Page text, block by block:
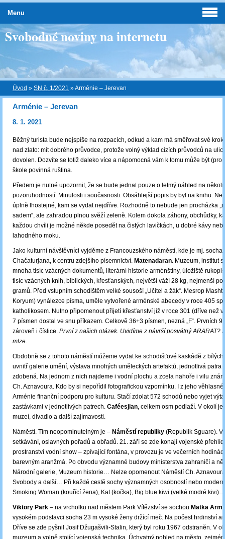
Svobodné noviny na internetu
Úvod » SN č. 1/2021 »Arménie – Jerevan
Arménie – Jerevan
8. 1. 2021
Běžný turista bude nejspíše na rozpacích, odkud a kam má směřovat své
nad zlato: mít dobrého průvodce, protože volný výklad cizích průvodců na
dovolen. Dozvíte se totiž daleko více a nápomocná vám k tomu může být (pro
škole povinná ruština.
Předem je nutné upozornit, že se bude jednat pouze o letmý náhled na
pozoruhodností. Minulosti i současnosti. Obsáhlejší popis by byl na knihu.
úplně lhostejné, kam se vydat nejdříve. Rozhodně to nebude jen procházka
sadem“, ale zahradou plnou svěží zeleně. Kolem dokola záhony, obchůdky,
každou chvíli je možné někde posedět na čistých lavičkách, u dobré kávy
lahodného moku.
Jako kulturní návštěvníci vyjděme z Francouzského náměstí, kde je mj. socha
Chačaturjana, k centru zdejšího písemnictví. Matenadaran. Muzeum, institut
mnoha tisíc vzácných dokumentů, literární historie arménštiny, úložiště
tisíc vzácných knih, biblických, křesťanských, největší váží 28 kg, nejmenší
gramů. Před vstupním schodištěm velké sousoší „Učitel a žák“. Mesrop
Koryum) vynálezce písma, uměle vytvořené arménské abecedy v roce 405
katholikosem. Nutno připomenout přijetí křesťanství již v roce 301 (dříve než
7 písmen dostal ve snu příkazem. Celkově 36+3 písmen, nezná „F“. Prvních 9
zároveň i číslice. První z našich otázek. Uvidíme z návrší posvátný ARARAT?
mlze.
Obdobně se z tohoto náměstí můžeme vydat ke schodišťové kaskádě z
uvnitř galerie umění, výstava mnohých uměleckých artefaktů, jednotlivá patra
zdobená. Na jednom z nich najdeme i vodní plochu a zcela nahoře i vilu
Ch. Aznavoura. Kdo by si nepořídil fotografickou vzpomínku. I z jeho věhlasné
Arménie finanční podporu pro kulturu. Stačí zdolat 572 schodů nebo vyjet
zastávkami v jednotlivých patrech. Caféesjian, celkem osm podlaží. V okolí
muzeí, divadlo a další zajímavosti.
Náměstí. Tím neopominutelným je – Náměstí republiky (Republik Sguare).
setkávání, oslavných pořadů a obřadů. 21. září se zde konají vojenské
prostranství vodní show ‒ zpívající fontána, v provozu je ve večerních
barevným aranžmá. Po obvodu významné budovy ministerstva zahraničí a
Národní galerie, Muzeum historie… Nelze opomenout Náměstí Ch.
Svobody a další… Při každé cestě sochy významných osobností nebo
Smoking Woman (kouřící žena), Kat (kočka), Big blue kiwi (velké modré kivi)…
Viktory Park – na vrcholku nad městem Park Vítězství se sochou Matka
vysokém podstavci socha 23 m vysoké ženy držící meč. Na počest hrdinství
Dříve se zde pyšnil Josif Džugašvili-Stalin, který byl roku 1967 odstraněn. V
Menu